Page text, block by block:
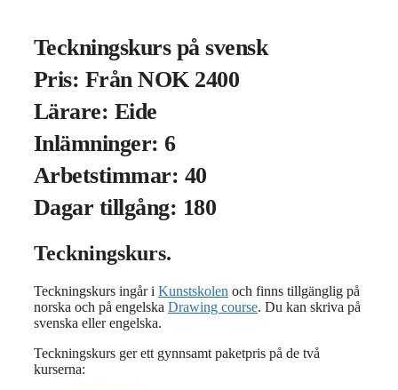
Teckningskurs på svensk
Pris: Från NOK 2400
Lärare: Eide
Inlämninger: 6
Arbetstimmar: 40
Dagar tillgång: 180
Teckningskurs.
Teckningskurs ingår i Kunstskolen och finns tillgänglig på
norska och på engelska Drawing course. Du kan skriva på
svenska eller engelska.
Teckningskurs ger ett gynnsamt paketpris på de två
kurserna: